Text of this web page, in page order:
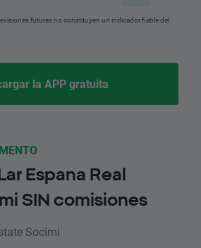
futuras no constituyen un indicador fiable del
la APP gratuita
Espana Real
SIN comisiones
Socimi